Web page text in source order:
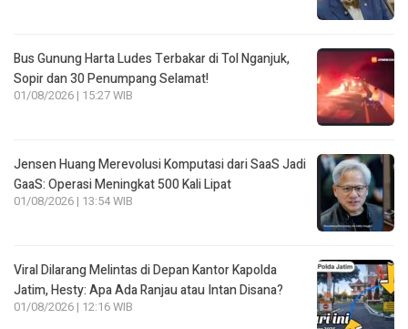
Bus Gunung Harta Ludes Terbakar di Tol Nganjuk,
Sopir dan 30 Penumpang Selamat!
01/08/2026 | 15:27 WIB
Jensen Huang Merevolusi Komputasi dari SaaS Jadi
GaaS: Operasi Meningkat 500 Kali Lipat
01/08/2026 | 13:54 WIB
Viral Dilarang Melintas di Depan Kantor Kapolda
Jatim, Hesty: Apa Ada Ranjau atau Intan Disana?
01/08/2026 | 12:16 WIB